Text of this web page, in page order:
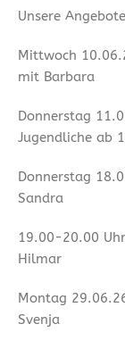
Unsere
Mittwoch
mit Barbara
Donnerstag
Jugendliche ab
Donnerstag
Sandra
19.00-20.00
Hilmar
Montag
Svenja